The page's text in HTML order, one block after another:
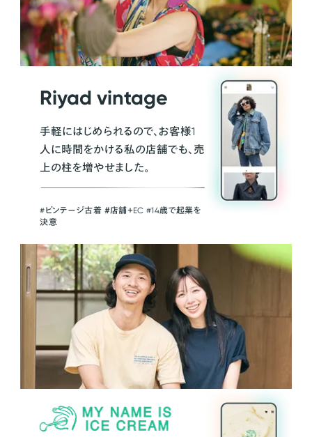
Riyad vintage
手軽にはじめられるので、お客様1
人に時間をかける私の店舗でも、売
上の柱を増やせました。
#ビンテージ古着 ＃店舗＋EC #14歳で起業を
決意